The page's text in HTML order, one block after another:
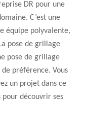
DR pour une
C’est une
équipe polyvalente,
pose de grillage
pose de grillage
préférence. Vous
un projet dans ce
pour découvrir ses